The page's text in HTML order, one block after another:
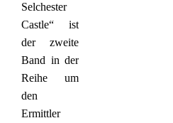
Selchester
Castle“ ist
der zweite
Band in der
Reihe um
den
Ermittler